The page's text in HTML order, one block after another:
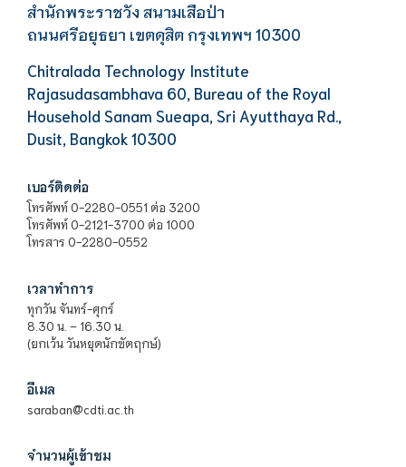
สำนักพระราชวัง สนามเสือป่า
ถนนศรีอยุธยา เขตดุสิต กรุงเทพฯ 10300
Chitralada Technology Institute
Rajasudasambhava 60, Bureau of the Royal
Household Sanam Sueapa, Sri Ayutthaya Rd.,
Dusit, Bangkok 10300
เบอร์ติดต่อ
โทรศัพท์ 0-2280-0551 ต่อ 3200
โทรศัพท์ 0-2121-3700 ต่อ 1000
โทรสาร 0-2280-0552
เวลาทำการ
ทุกวัน จันทร์-ศุกร์
8.30 น. – 16.30 น.
(ยกเว้น วันหยุดนักขัตฤกษ์)
อีเมล
saraban@cdti.ac.th
จำนวนผู้เข้าชม